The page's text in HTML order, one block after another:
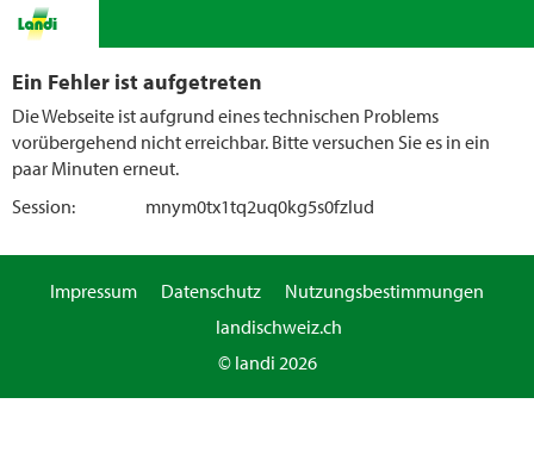
Ein Fehler ist aufgetreten
Die Webseite ist aufgrund eines technischen Problems
vorübergehend nicht erreichbar. Bitte versuchen Sie es in ein
paar Minuten erneut.
Session:
mnym0tx1tq2uq0kg5s0fzlud
Impressum Datenschutz
Nutzungsbestimmungen
landischweiz.ch
© landi 2026